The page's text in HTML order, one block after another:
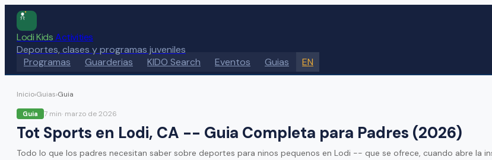
Lodi KidsActivities
Deportes, clases y programas juveniles
Programas
Guarderias KIDO Search Eventos Guias EN
Inicio›Guias›Guia
Guia 7 min· marzo de 2026
Tot Sports en Lodi, CA -- Guia Completa para Padres (2026)
Todo lo que los padres necesitan saber sobre deportes para ninos pequenos en Lodi -- que se ofrece, cuando abre la